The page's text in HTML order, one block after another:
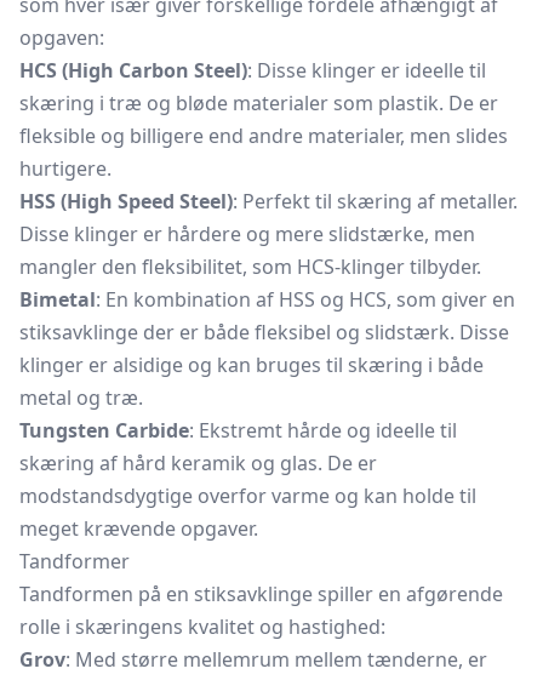
opgaven:
HCS (High Carbon Steel): Disse klinger er ideelle til
skæring i træ og bløde materialer som plastik. De er
fleksible og billigere end andre materialer, men slides
hurtigere.
HSS (High Speed Steel): Perfekt til skæring af metaller.
Disse klinger er hårdere og mere slidstærke, men
mangler den fleksibilitet, som HCS-klinger tilbyder.
Bimetal: En kombination af HSS og HCS, som giver en
stiksavklinge der er både fleksibel og slidstærk. Disse
klinger er alsidige og kan bruges til skæring i både
metal og træ.
Tungsten Carbide: Ekstremt hårde og ideelle til
skæring af hård keramik og glas. De er
modstandsdygtige overfor varme og kan holde til
meget krævende opgaver.
Tandformer
Tandformen på en stiksavklinge spiller en afgørende
rolle i skæringens kvalitet og hastighed:
Grov: Med større mellemrum mellem tænderne, er